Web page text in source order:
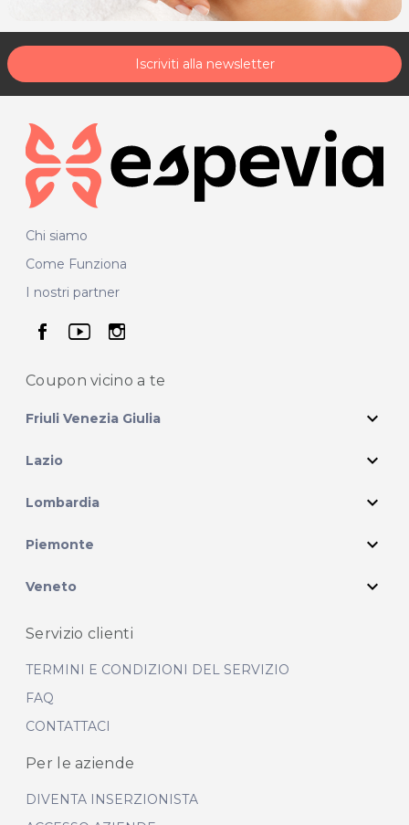
Iscriviti alla newsletter
Chi siamo
Come Funziona
I nostri partner
seguici su facebook
seguici su youtube
seguici su instagram
Coupon vicino a te
Friuli Venezia Giulia expand_more
Lazio expand_more
Lombardia expand_more
Piemonte expand_more
Veneto expand_more
Servizio clienti
TERMINI E CONDIZIONI DEL SERVIZIO
FAQ
CONTATTACI
Per le aziende
DIVENTA INSERZIONISTA